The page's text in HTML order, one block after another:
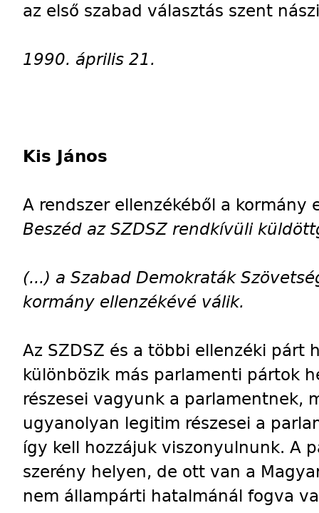
az első szabad választás szent
1990. április 21.
Kis János
A rendszer ellenzékéből a kormány
Beszéd az SZDSZ rendkívüli
(...) a Szabad Demokraták
kormány ellenzékévé válik.
Az SZDSZ és a többi ellenzéki párt
különbözik más parlamenti pártok
részesei vagyunk a parlamentnek,
ugyanolyan legitim részesei a
így kell hozzájuk viszonyulnunk. A
szerény helyen, de ott van a
nem állampárti hatalmánál fogva